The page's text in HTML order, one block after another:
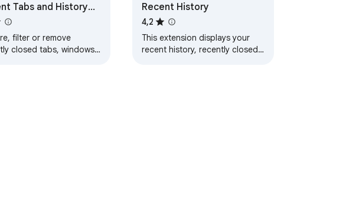
Tabs and History
History Menu)
filter or remove
closed tabs, windows
Recent History
4,2
This extension displays your
recent history, recently closed